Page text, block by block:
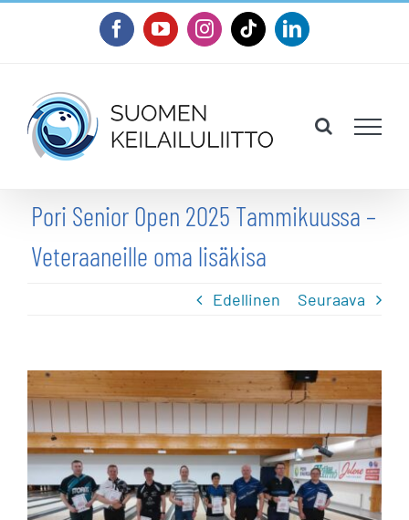
FacebookYouTubeInstagram
TiktokLinkedIn
Pori Senior Open 2025 Tammikuussa –
Veteraaneille oma lisäkisa
Edellinen Seuraava
Katso
kuvaa
isompana